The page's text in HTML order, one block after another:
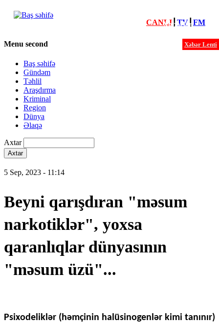
Xəbərlər
Xəbər Lenti
CANLI┃ TV┃ FM
Menu second
Baş səhifə
Gündəm
Təhlil
Araşdırma
Kriminal
Region
Dünya
Əlaqə
Axtar
5 Sep, 2023 - 11:14
Beyni qarışdıran "məsum
narkotiklər", yoxsa
qaranlıqlar dünyasının
"məsum üzü"...
Psixodeliklər (həmçinin halüsinogenlər kimi tanınır)